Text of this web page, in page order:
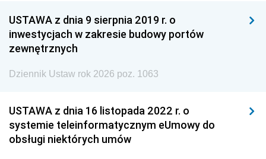
USTAWA z dnia 9 sierpnia 2019 r. o
inwestycjach w zakresie budowy portów
zewnętrznych
Dziennik Ustaw rok 2026 poz. 1063
USTAWA z dnia 16 listopada 2022 r. o
systemie teleinformatycznym eUmowy do
obsługi niektórych umów